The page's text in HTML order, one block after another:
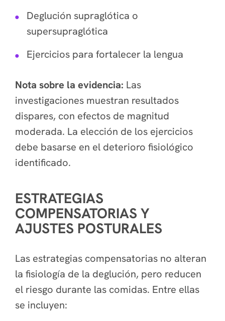
Deglución supraglótica o
supersupraglótica
Ejercicios para fortalecer la lengua
Nota sobre la evidencia: Las
investigaciones muestran resultados
dispares, con efectos de magnitud
moderada. La elección de los ejercicios
debe basarse en el deterioro fisiológico
identificado.
ESTRATEGIAS
COMPENSATORIAS Y
AJUSTES POSTURALES
Las estrategias compensatorias no alteran
la fisiología de la deglución, pero reducen
el riesgo durante las comidas. Entre ellas
se incluyen: